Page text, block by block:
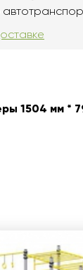
1504 мм *